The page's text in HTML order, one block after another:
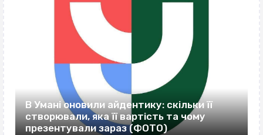
В Умані оновили айдентику: скільки її
створювали, яка її вартість та чому
презентували зараз (ФОТО)